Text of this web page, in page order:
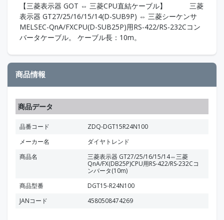
【三菱表示器 GOT ⇔ 三菱CPU直結ケーブル】 三菱
表示器 GT27/25/16/15/14(D-SUB9P) ⇔ 三菱シーケンサ
MELSEC-QnA/FXCPU(D-SUB25P)用RS-422/RS-232Cコン
バータケーブル。 ケーブル長：10m。
商品情報
商品データ
品番コード
ZDQ-DGT15R24N100
メーカー名
ダイヤトレンド
商品名
三菱表示器 GT27/25/16/15/14⇔三菱
QnA/FX(DB25P)CPU用RS-422/RS-232Cコ
ンバータ(10m)
商品型番
DGT15-R24N100
JANコード
4580508474269